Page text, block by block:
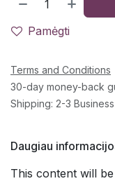
Pamėgti
Terms and Conditions
30-day money-back
Shipping: 2-3
Daugiau
This content will